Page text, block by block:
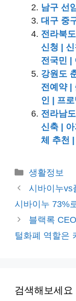
남구 선
대구 중
전라북
신청 |
전국민 |
강원도
전예약 |
인 | 프
전라남
신축 |
체 추천 |
카
테
리
생활정보
시바이누vs
시바이누 73%
블랙록
털화폐 역할은
검색해보세요